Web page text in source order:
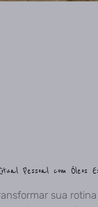
Pessoal com Óleos
sua